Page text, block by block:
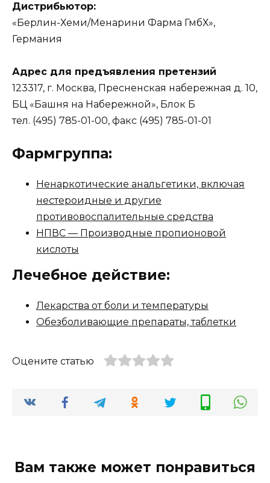
Дистрибьютор:
«Берлин-Хеми/Менарини Фарма ГмбХ»,
Германия
Адрес для предъявления претензий
123317, г. Москва, Пресненская набережная д. 10,
БЦ «Башня на Набережной», Блок Б
тел. (495) 785-01-00, факс (495) 785-01-01
Фармгруппа:
Ненаркотические анальгетики, включая
нестероидные и другие
противовоспалительные средства
НПВС — Производные пропионовой
кислоты
Лечебное действие:
Лекарства от боли и температуры
Обезболивающие препараты, таблетки
Оцените статью
Вам также может понравиться